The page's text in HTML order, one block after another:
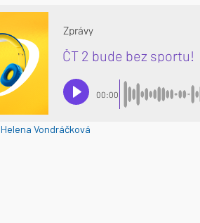
Helena Vondráčková